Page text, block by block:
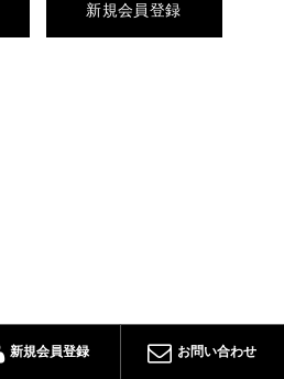
新規会員登録
新規会員登録 お問い合わせ